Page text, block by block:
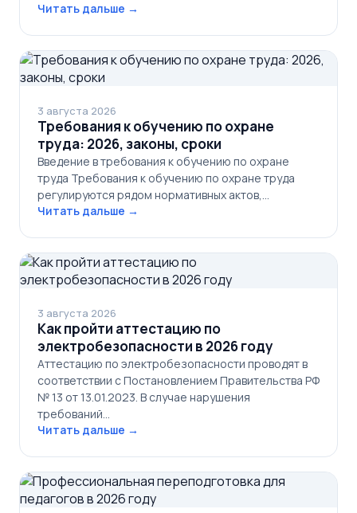
Читать дальше →
3 августа 2026
Требования к обучению по охране
труда: 2026, законы, сроки
Введение в требования к обучению по охране
труда Требования к обучению по охране труда
регулируются рядом нормативных актов,…
Читать дальше →
3 августа 2026
Как пройти аттестацию по
электробезопасности в 2026 году
Аттестацию по электробезопасности проводят в
соответствии с Постановлением Правительства РФ
№ 13 от 13.01.2023. В случае нарушения
требований…
Читать дальше →